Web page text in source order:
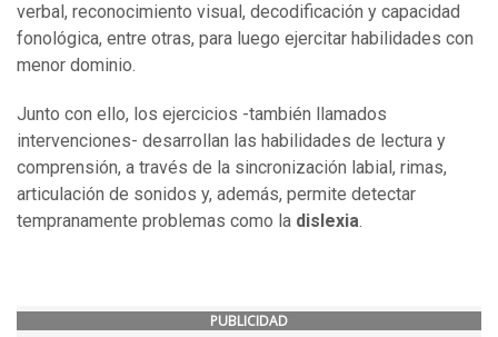
verbal, reconocimiento visual, decodificación y capacidad
fonológica, entre otras, para luego ejercitar habilidades con
menor dominio.
Junto con ello, los ejercicios -también llamados
intervenciones- desarrollan las habilidades de lectura y
comprensión, a través de la sincronización labial, rimas,
articulación de sonidos y, además, permite detectar
tempranamente problemas como la dislexia.
PUBLICIDAD